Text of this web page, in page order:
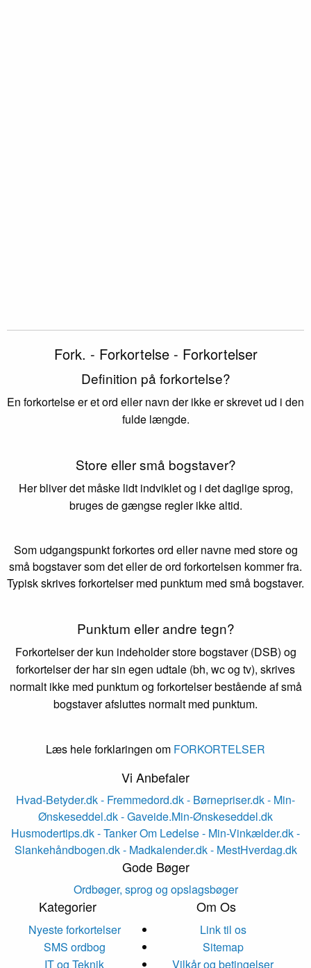
Fork. - Forkortelse - Forkortelser
Definition på forkortelse?
En forkortelse er et ord eller navn der ikke er skrevet ud i den
fulde længde.
Store eller små bogstaver?
Her bliver det måske lidt indviklet og i det daglige sprog,
bruges de gængse regler ikke altid.
Som udgangspunkt forkortes ord eller navne med store og
små bogstaver som det eller de ord forkortelsen kommer fra.
Typisk skrives forkortelser med punktum med små bogstaver.
Punktum eller andre tegn?
Forkortelser der kun indeholder store bogstaver (DSB) og
forkortelser der har sin egen udtale (bh, wc og tv), skrives
normalt ikke med punktum og forkortelser bestående af små
bogstaver afsluttes normalt med punktum.
Læs hele forklaringen om FORKORTELSER
Vi Anbefaler
Hvad-Betyder.dk- Fremmedord.dk- Børnepriser.dk- Min-
Ønskeseddel.dk- Gaveide.Min-Ønskeseddel.dk
Husmodertips.dk- Tanker Om Ledelse- Min-Vinkælder.dk-
Slankehåndbogen.dk- Madkalender.dk- MestHverdag.dk
Gode Bøger
Ordbøger, sprog og opslagsbøger
Kategorier
Nyeste forkortelser
SMS ordbog
IT og Teknik
Om Os
Link til os
Sitemap
Vilkår og betingelser